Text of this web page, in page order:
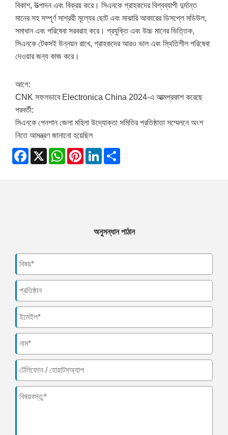
বিকাশ, উত্পাদন এবং বিক্রয় করে। সিএনকে গ্রাহকদের বিশ্বব্যাপী দুর্দান্ত
মানের সহ সম্পূর্ণ সাশ্রয়ী মূল্যের ছোট এবং মাঝারি আকারের ডিসপ্লে মডিউল,
সমাধান এবং পরিষেবা সরবরাহ করে। প্রযুক্তি এবং উচ্চ মানের ভিত্তিক,
সিএনকে টেকসই উন্নয়ন রাখে, গ্রাহকদের আরও ভাল এবং স্থিতিশীল পরিষেবা
দেওয়ার জন্য কাজ করে।
আগে:
CNK সফলভাবে Electronica China 2024-এ আত্মপ্রকাশ করেছে
পরবর্তী:
সিএনকে পেনশান জেলা মহিলা উদ্যোক্তা সমিতির প্রতিষ্ঠাতা সম্মেলনে অংশ
নিতে আমন্ত্রণ জানানো হয়েছিল
Facebook
X WhatsApp
PinterestLinkedIn
অনুসন্ধান পাঠান